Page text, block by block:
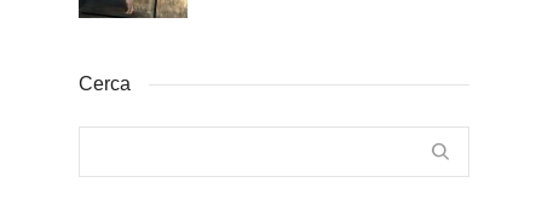
Cerca